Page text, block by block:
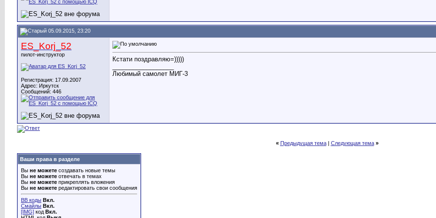
05.09.2015, 23:20
ES_Korj_52
пилот-инструктор
Регистрация: 17.09.2007
Адрес: Иркутск
Сообщений: 446
Кстати поздравляю=)))))
Любимый самолет МИГ-3
« Предыдущая тема| Следующая тема »
Ваши права в разделе
Вы не можете создавать новые темы
Вы не можете отвечать в темах
Вы не можете прикреплять вложения
Вы не можете редактировать свои сообщения
BB коды Вкл.
Смайлы Вкл.
[IMG] код Вкл.